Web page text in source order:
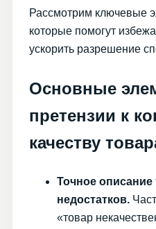
Рассмотрим ключевые
которые помогут
ускорить разрешение
Основные
претензии к
качеству
Точное
недостатков.
«товар